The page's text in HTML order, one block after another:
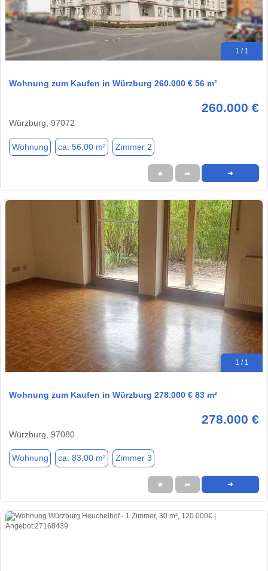
1 / 1
Wohnung zum Kaufen in Würzburg 260.000 € 56 m²
260.000 €
Würzburg, 97072
Wohnung ca. 56,00 m² Zimmer 2
★ ➦ ➜
1 / 1
Wohnung zum Kaufen in Würzburg 278.000 € 83 m²
278.000 €
Würzburg, 97080
Wohnung ca. 83,00 m² Zimmer 3
★ ➦ ➜